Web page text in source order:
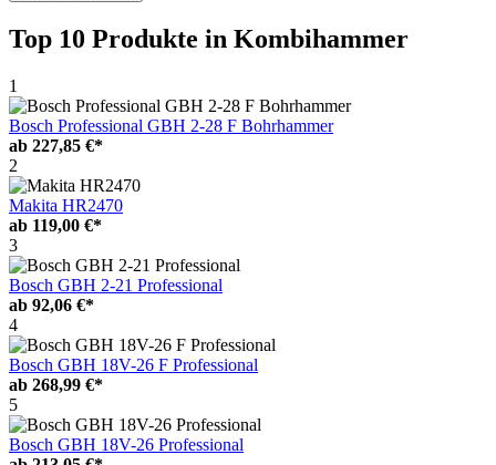
Top 10 Produkte in Kombihammer
1
Bosch Professional GBH 2-28 F Bohrhammer
ab 227,85 €*
2
Makita HR2470
ab 119,00 €*
3
Bosch GBH 2-21 Professional
ab 92,06 €*
4
Bosch GBH 18V-26 F Professional
ab 268,99 €*
5
Bosch GBH 18V-26 Professional